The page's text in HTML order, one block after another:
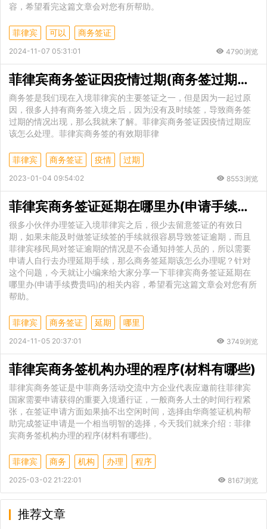
容，希望看完这篇文章会对您有所帮助。
菲律宾 可以 商务签证
2024-11-07 05:31:01 4790浏览
菲律宾商务签证因疫情过期(商务签过期解决方式)
商务签是我们现在入境菲律宾的主要签证之一，但是因为一起过原
因，很多人持有商务签入境之后，因为没有及时续签，导致商务签
过期的情况出现，那么我就来了解。菲律宾商务签证因疫情过期应
该怎么处理。菲律宾商务签的有效期菲律
菲律宾 商务签证 疫情 过期
2023-01-04 09:54:02 8553浏览
菲律宾商务签证延期在哪里办(申请手续费贵吗)
很多小伙伴办理签证入境菲律宾之后，很少去留意签证的有效日
期，如果未能及时做签证续签的手续就很容易导致签证逾期，而且
菲律宾移民局对签证逾期的情况是不会通知持签人员的，所以需要
申请人自行去办理延期手续，那么商务签延期该怎么办理呢？针对
这个问题，今天就让小编来给大家分享一下菲律宾商务签证延期在
哪里办(申请手续费贵吗)的相关内容，希望看完这篇文章会对您有所
帮助。
菲律宾 商务签证 延期 哪里
2024-11-05 20:37:01 3749浏览
菲律宾商务签机构办理的程序(材料有哪些)
菲律宾商务签证是中菲商务活动交流中方企业代表应邀前往菲律宾
国家需要申请获得的重要入境通行证，一般商务人士的时间行程紧
张，在签证申请方面如果抽不出空闲时间，选择由华商签证机构帮
助完成签证申请是一个相当明智的选择，今天我们就来介绍：菲律
宾商务签机构办理的程序(材料有哪些)。
菲律宾 商务 机构 办理 程序
2025-03-02 21:22:01 8167浏览
推荐文章